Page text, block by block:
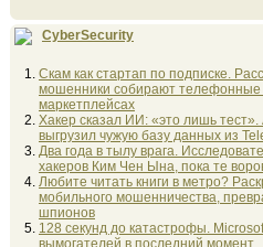
CyberSecurity
Скам как стартап по подписке.
мошенники собирают
маркетплейсах
Хакер сказал ИИ: «это лишь
выгрузил чужую базу данных из
Два года в тылу врага.
хакеров Ким Чен Ына, пока те
Любите читать книги в метро?
мобильного мошенничества,
шпионов
128 секунд до катастрофы.
вымогателей в последний момент